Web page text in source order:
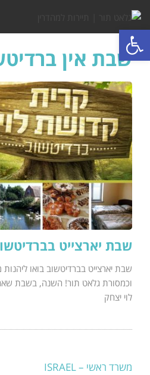
פתח סרגל נגישות
שבת אין
שבת יארצייט
שבת יארצייט בברדיטשוב בואו ליהנות
וכמסורת גלאט תור! השנה, בשבת
לוי יצחק
משרד ראשי – ISRAEL